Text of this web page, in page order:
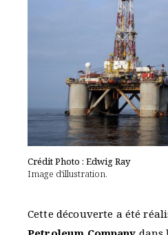
Crédit Photo : Edwig Ray
Image d'illustration.
Cette découverte a été